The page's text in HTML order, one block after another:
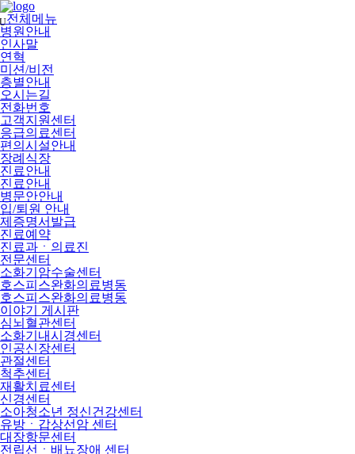
메
뉴
건
너
뛰
기
전체메뉴
병원안내
인사말
연혁
미션/비전
층별안내
오시는길
전화번호
고객지원센터
응급의료센터
편의시설안내
장례식장
진료안내
진료안내
병문안안내
입/퇴원 안내
제증명서발급
진료예약
진료과ㆍ의료진
전문센터
소화기암수술센터
호스피스완화의료병동
호스피스완화의료병동
이야기 게시판
심뇌혈관센터
소화기내시경센터
인공신장센터
관절센터
척추센터
재활치료센터
신경센터
소아청소년 정신건강센터
유방ㆍ갑상선암 센터
대장항문센터
전립선ㆍ배뇨장애 센터